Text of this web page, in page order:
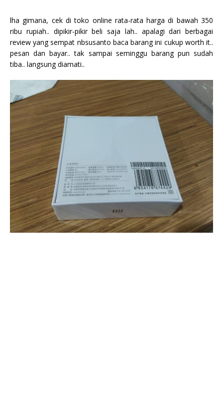
lha gimana, cek di toko online rata-rata harga di bawah 350
ribu rupiah.. dipikir-pikir beli saja lah.. apalagi dari berbagai
review yang sempat nbsusanto baca barang ini cukup worth it..
pesan dan bayar.. tak sampai seminggu barang pun sudah
tiba.. langsung diamati..